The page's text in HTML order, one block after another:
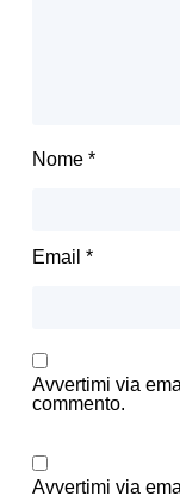
Nome *
Email *
Avvertimi via
commento.
Avvertimi via